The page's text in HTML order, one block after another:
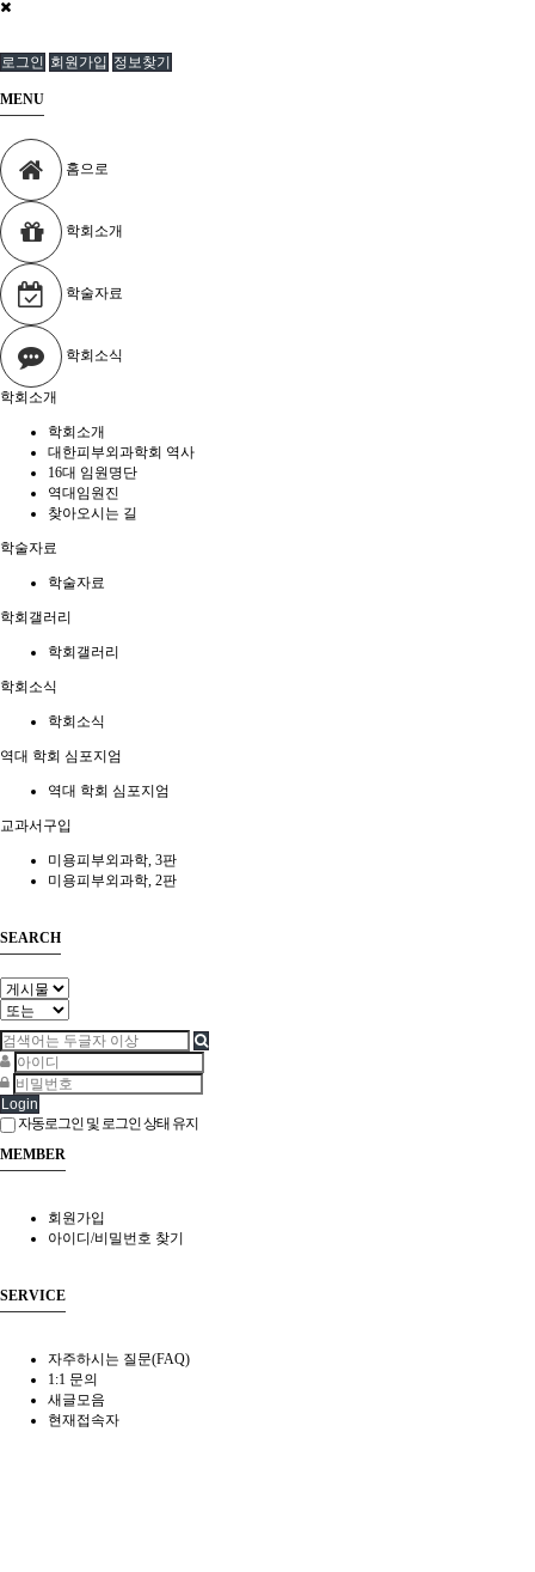
로그인 회원가입 정보찾기
MENU
홈으로
학회소개
학술자료
학회소식
학회소개
학회소개
대한피부외과학회 역사
16대 임원명단
역대임원진
찾아오시는 길
학술자료
학술자료
학회갤러리
학회갤러리
학회소식
학회소식
역대 학회 심포지엄
역대 학회 심포지엄
교과서구입
미용피부외과학, 3판
미용피부외과학, 2판
SEARCH
Login
자동로그인 및 로그인 상태 유지
MEMBER
회원가입
아이디/비밀번호 찾기
SERVICE
자주하시는 질문(FAQ)
1:1 문의
새글모음
현재접속자